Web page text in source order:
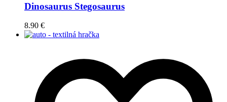
Dinosaurus Stegosaurus
8.90 €